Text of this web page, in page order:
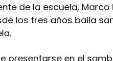
de la escuela, Marco
los tres años baila
presentarse en el